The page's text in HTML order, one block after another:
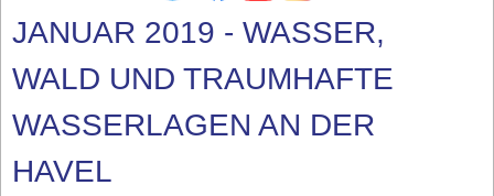
JANUAR 2019 - WASSER,
WALD UND TRAUMHAFTE
WASSERLAGEN AN DER
HAVEL